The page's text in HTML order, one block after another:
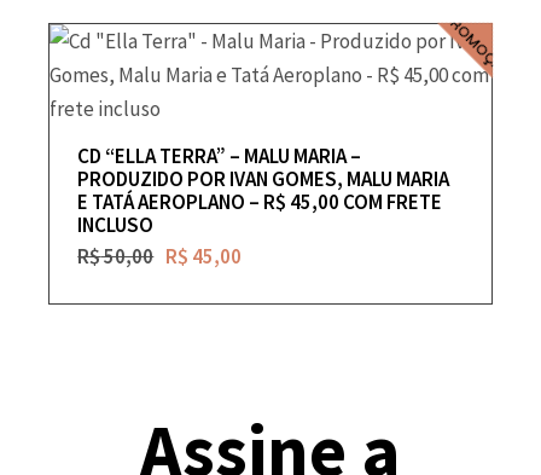
PROMOÇÃO
CD “ELLA TERRA” – MALU MARIA –
PRODUZIDO POR IVAN GOMES, MALU MARIA
E TATÁ AEROPLANO – R$ 45,00 COM FRETE
INCLUSO
R$50,00 R$ 45,00
Assine a